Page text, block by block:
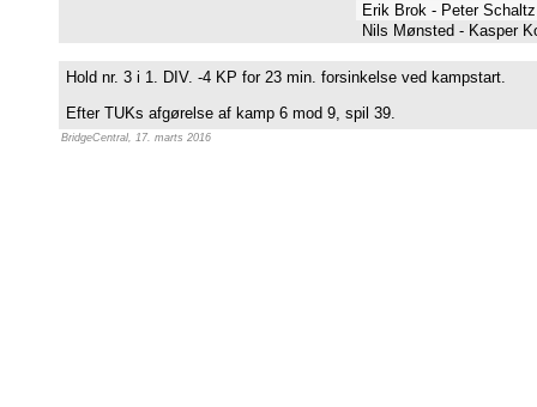
Erik Brok - Peter
Nils Mønsted - Kasper
Hold nr. 3 i 1. DIV. -4 KP for 23 min. forsinkelse ved kampstart.
Efter TUKs afgørelse af kamp 6 mod 9, spil 39.
BridgeCentral, 17. marts 2016